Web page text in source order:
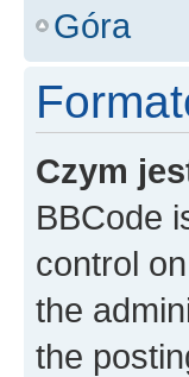
Góra
Czym
BBCode
control
the
the